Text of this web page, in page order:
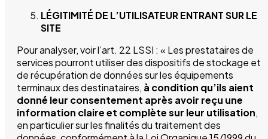
LÉGITIMITÉ DE L’UTILISATEUR ENTRANT SUR LE
SITE
Pour analyser, voir l’art. 22 LSSI : « Les prestataires de
services pourront utiliser des dispositifs de stockage et
de récupération de données sur les équipements
terminaux des destinataires, à condition qu’ils aient
donné leur consentement après avoir reçu une
information claire et complète sur leur utilisation,
en particulier sur les finalités du traitement des